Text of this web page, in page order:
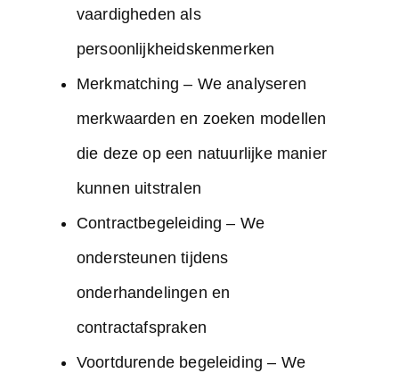
vaardigheden als
persoonlijkheidskenmerken
Merkmatching – We analyseren
merkwaarden en zoeken modellen
die deze op een natuurlijke manier
kunnen uitstralen
Contractbegeleiding – We
ondersteunen tijdens
onderhandelingen en
contractafspraken
Voortdurende begeleiding – We